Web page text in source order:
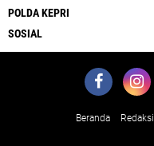
POLDA KEPRI
SOSIAL
Beranda Redaksi